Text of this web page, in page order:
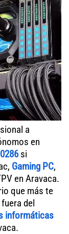
a
en
si
Gaming PC,
en Aravaca.
que más te
del
informáticas